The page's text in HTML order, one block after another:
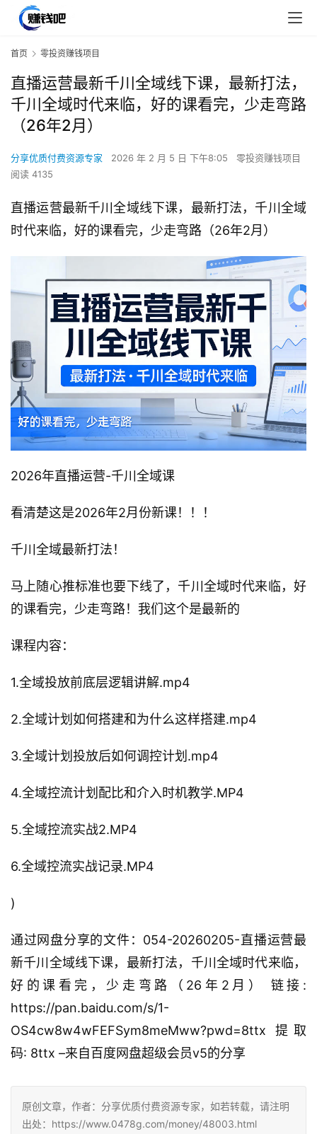
首页 零投资赚钱项目
直播运营最新千川全域线下课，最新打法，
千川全域时代来临，好的课看完，少走弯路
（26年2月）
分享优质付费资源专家 2026 年 2 月 5 日 下午8:05
零投资赚钱项目
阅读 4135
直播运营最新千川全域线下课，最新打法，千川全域
时代来临，好的课看完，少走弯路（26年2月）
2026年直播运营-千川全域课
看清楚这是2026年2月份新课！！！
千川全域最新打法！
马上随心推标准也要下线了，千川全域时代来临，好
的课看完，少走弯路！我们这个是最新的
课程内容：
1.全域投放前底层逻辑讲解.mp4
2.全域计划如何搭建和为什么这样搭建.mp4
3.全域计划投放后如何调控计划.mp4
4.全域控流计划配比和介入时机教学.MP4
5.全域控流实战2.MP4
6.全域控流实战记录.MP4
)
通过网盘分享的文件：054-20260205-直播运营最
新千川全域线下课，最新打法，千川全域时代来临，
好的课看完，少走弯路（26年2月） 链接:
https://pan.baidu.com/s/1-
OS4cw8w4wFEFSym8meMww?pwd=8ttx 提取
码: 8ttx –来自百度网盘超级会员v5的分享
原创文章，作者：分享优质付费资源专家，如若转载，请注明
出处：https://www.0478g.com/money/48003.html